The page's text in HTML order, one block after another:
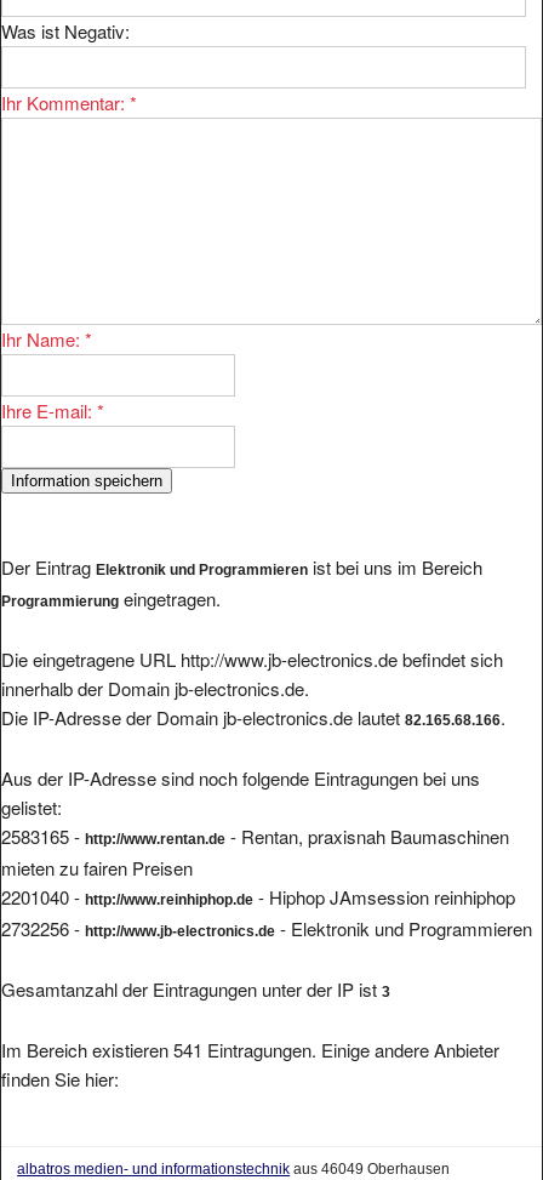
Was ist Negativ:
Ihr Kommentar: *
Ihr Name: *
Ihre E-mail: *
Der Eintrag Elektronik und Programmieren ist bei uns im Bereich
Programmierung eingetragen.
Die eingetragene URL http://www.jb-electronics.de befindet sich
innerhalb der Domain jb-electronics.de.
Die IP-Adresse der Domain jb-electronics.de lautet 82.165.68.166.
Aus der IP-Adresse sind noch folgende Eintragungen bei uns
gelistet:
2583165 - http://www.rentan.de - Rentan, praxisnah Baumaschinen
mieten zu fairen Preisen
2201040 - http://www.reinhiphop.de - Hiphop JAmsession reinhiphop
2732256 - http://www.jb-electronics.de - Elektronik und Programmieren
Gesamtanzahl der Eintragungen unter der IP ist 3
Im Bereich existieren 541 Eintragungen. Einige andere Anbieter
finden Sie hier:
albatros medien- und informationstechnik aus 46049 Oberhausen